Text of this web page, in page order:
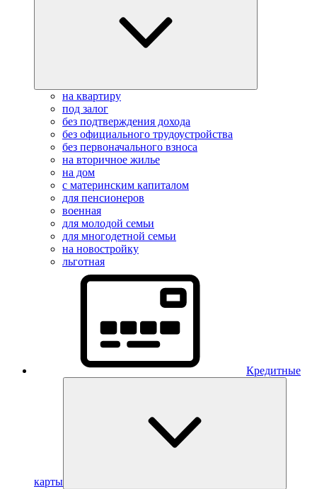
на квартиру
под залог
без подтверждения дохода
без официального трудоустройства
без первоначального взноса
на вторичное жилье
на дом
с материнским капиталом
для пенсионеров
военная
для молодой семьи
для многодетной семьи
на новостройку
льготная
Кредитные
карты